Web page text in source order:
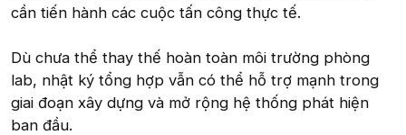
cần tiến hành các cuộc tấn công thực tế.
Dù chưa thể thay thế hoàn toàn môi trường phòng
lab, nhật ký tổng hợp vẫn có thể hỗ trợ mạnh trong
giai đoạn xây dựng và mở rộng hệ thống phát hiện
ban đầu.